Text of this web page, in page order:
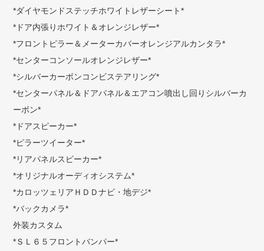
*ダイヤモンドステッチホワイトレザーシート*
*ドア内張りホワイト＆オレンジレザー*
*フロントピラー＆メーターカバーオレンジアルカンタラ*
*センターコンソールオレンジレザー*
*シルバーカーボンコンビステアリング*
*センターパネル＆ドアパネル＆エアコン噴出し回りシルバーカ
ーボン*
*ドアスピーカー*
*ピラーツイーター*
*リアパネルスピーカー*
*オリジナルオーディオシステム*
*カロッツェリアＨＤＤナビ・地デジ*
*バックカメラ*
外装カスタム
*ＳＬ６５フロントバンパー*